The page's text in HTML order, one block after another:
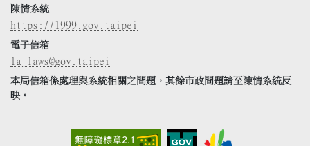
陳情系統
https://1999.gov.taipei
電子信箱
la_laws@gov.taipei
本局信箱係處理與系統相關之問題，其餘市政問題請至陳情系統反
映。